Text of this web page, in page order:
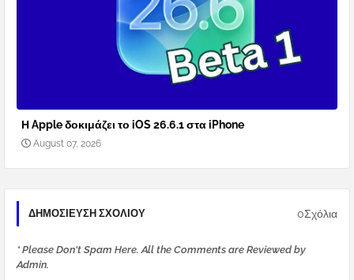
Η Apple δοκιμάζει το iOS 26.6.1 στα iPhone
August 07, 2026
ΔΗΜΟΣΊΕΥΣΗ ΣΧΟΛΊΟΥ 0Σχόλια
* Please Don't Spam Here. All the Comments are Reviewed by
Admin.